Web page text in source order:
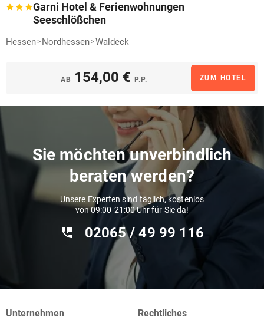
Garni Hotel & Ferienwohnungen
Seeschlößchen
Hessen Nordhessen Waldeck
AB 154,00 € P.P. ZUM HOTEL
Sie möchten unverbindlich
beraten werden?
Unsere Experten sind täglich, kostenlos
von 09:00-21:00 Uhr für Sie da!
02065 / 49 ‌99 116
Unternehmen
Rechtliches